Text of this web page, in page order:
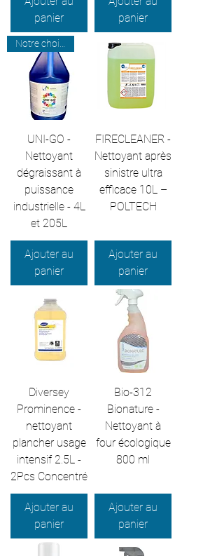
panier
panier
UNI-GO -
Nettoyant
dégraissant à
puissance
industrielle - 4L
et 205L
Ajouter au
panier
FIRECLEANER -
Nettoyant après
sinistre ultra
efficace 10L –
POLTECH
Ajouter au
panier
Diversey
Prominence -
nettoyant
plancher usage
intensif 2.5L -
2Pcs Concentré
Ajouter au
panier
Bio-312
Bionature -
Nettoyant à
four écologique
800 ml
Ajouter au
panier